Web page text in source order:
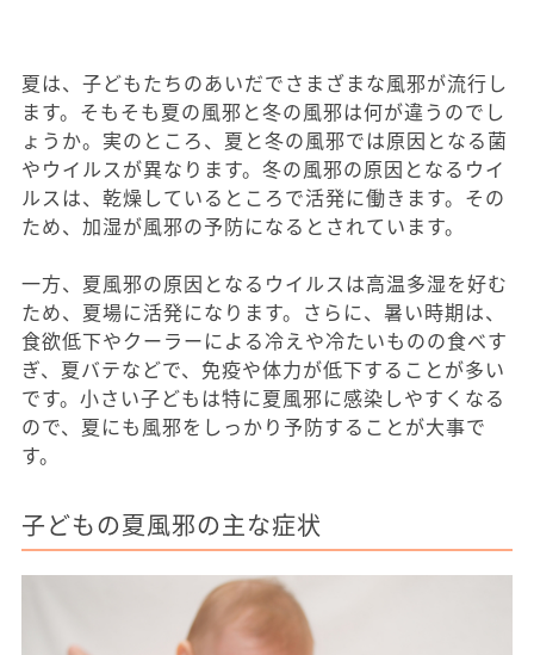
夏は、子どもたちのあいだでさまざまな風邪が流行し
ます。そもそも夏の風邪と冬の風邪は何が違うのでし
ょうか。実のところ、夏と冬の風邪では原因となる菌
やウイルスが異なります。冬の風邪の原因となるウイ
ルスは、乾燥しているところで活発に働きます。その
ため、加湿が風邪の予防になるとされています。
一方、夏風邪の原因となるウイルスは高温多湿を好む
ため、夏場に活発になります。さらに、暑い時期は、
食欲低下やクーラーによる冷えや冷たいものの食べす
ぎ、夏バテなどで、免疫や体力が低下することが多い
です。小さい子どもは特に夏風邪に感染しやすくなる
ので、夏にも風邪をしっかり予防することが大事で
す。
子どもの夏風邪の主な症状